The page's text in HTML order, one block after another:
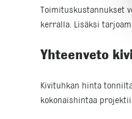
Toimituskustannukset
kerralla. Lisäksi
Yhteenveto
Kivituhkan hinta
kokonaishintaa